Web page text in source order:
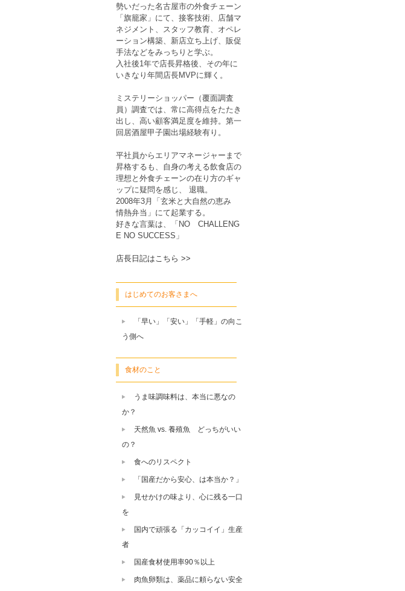
勢いだった名古屋市の外食チェーン
「旗籠家」にて、接客技術、店舗マ
ネジメント、スタッフ教育、オペレ
ーション構築、新店立ち上げ、販促
手法などをみっちりと学ぶ。
入社後1年で店長昇格後、その年に
いきなり年間店長MVPに輝く。
ミステリーショッパー（覆面調査
員）調査では、常に高得点をたたき
出し、高い顧客満足度を維持。第一
回居酒屋甲子園出場経験有り。
平社員からエリアマネージャーまで
昇格するも、自身の考える飲食店の
理想と外食チェーンの在り方のギャ
ップに疑問を感じ、 退職。
2008年3月「玄米と大自然の恵み
情熱弁当」にて起業する。
好きな言葉は、「NO CHALLENG
E NO SUCCESS」
店長日記はこちら >>
はじめてのお客さまへ
「早い」「安い」「手軽」の向こ
う側へ
食材のこと
うま味調味料は、本当に悪なの
か？
天然魚 vs. 養殖魚 どっちがいい
の？
食へのリスペクト
「国産だから安心、は本当か？」
見せかけの味より、心に残る一口
を
国内で頑張る「カッコイイ」生産
者
国産食材使用率90％以上
肉魚卵類は、薬品に頼らない安全